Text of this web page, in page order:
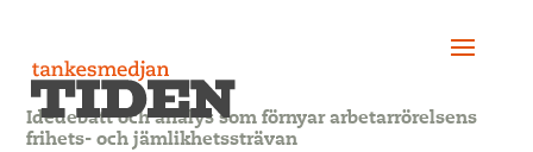
Idédebatt och analys som förnyar arbetarrörelsens
frihets- och jämlikhetssträvan